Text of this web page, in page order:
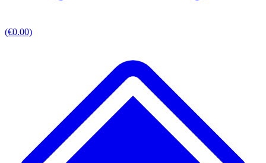
(€0.00)